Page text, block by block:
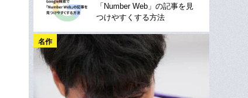
「Number Web」の記事を見
つけやすくする方法
名作